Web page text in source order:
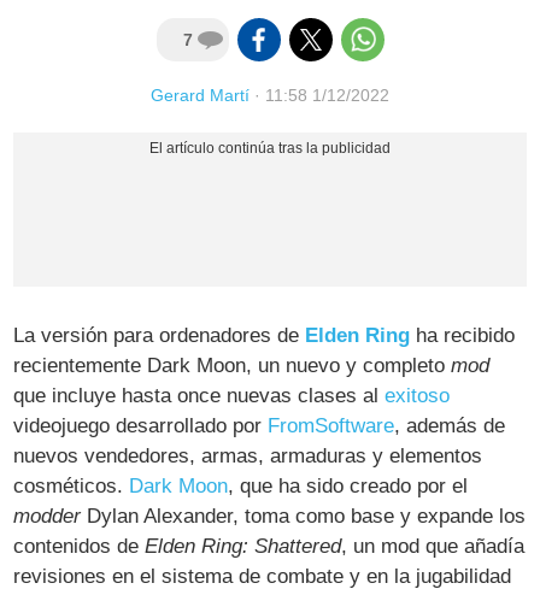
7
Gerard Martí · 11:58 1/12/2022
La versión para ordenadores de Elden Ring ha recibido
recientemente Dark Moon, un nuevo y completomod
que incluye hasta once nuevas clases alexitoso
videojuego desarrollado por FromSoftware, además de
nuevos vendedores, armas, armaduras y elementos
cosméticos. Dark Moon, que ha sido creado por el
modderDylan Alexander, toma como base y expande los
contenidos deElden Ring: Shattered, un mod que añadía
revisiones en el sistema de combate y en la jugabilidad